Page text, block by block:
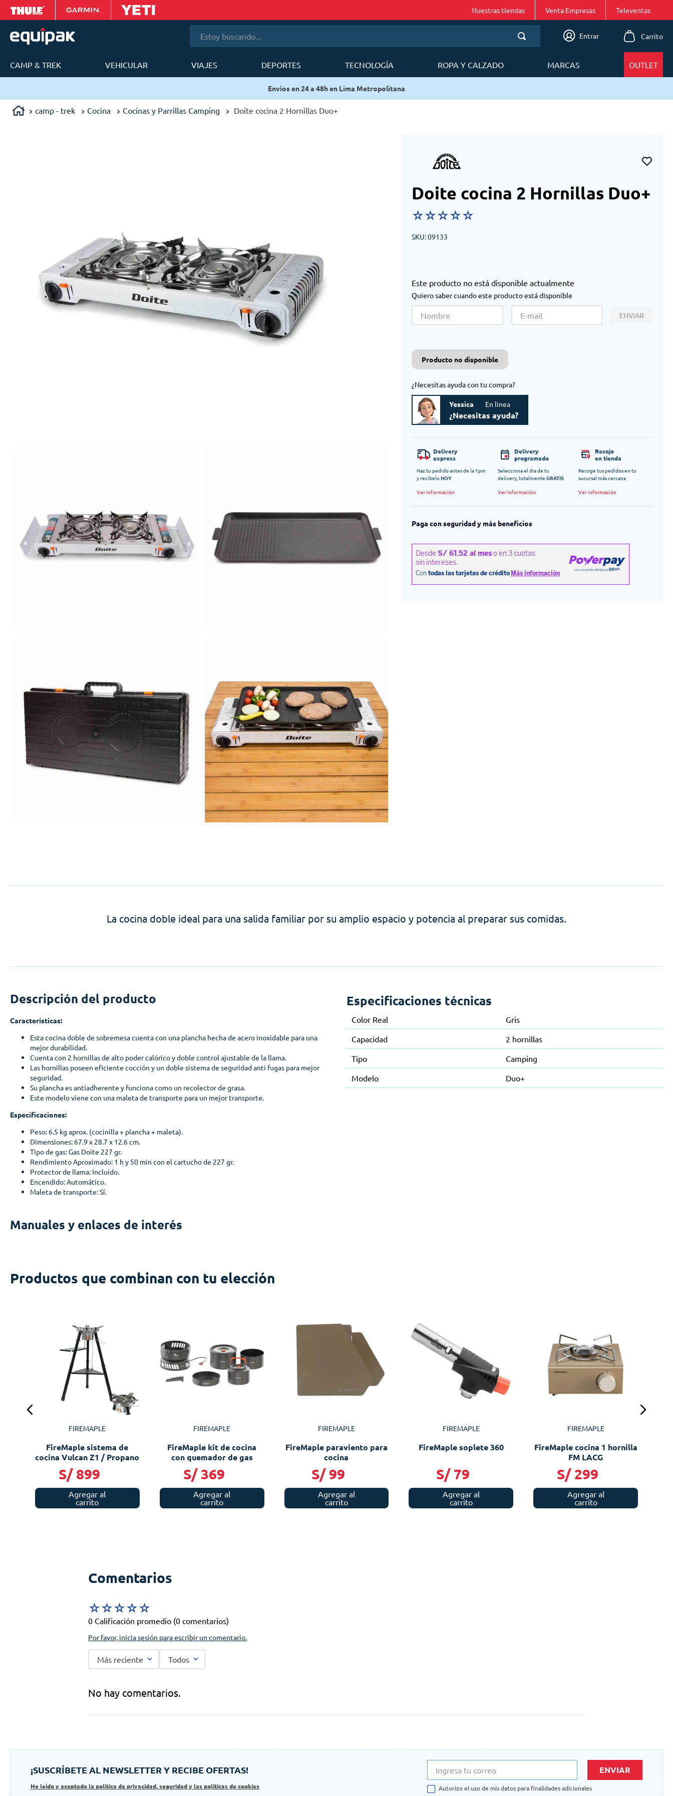
Nuestras tiendas Venta Empresas
Entrar
CAMP & TREK VEHICULAR VIAJES DEPORTES TECNOLOGÍA ROPA Y CALZADO MARCAS OUTLET
Envíos en 24 a 48h en Lima Metropolitana
camp - trek Cocina Cocinas y Parrillas Camping Doite cocina 2 Hornillas Duo+
Doite cocina 2 Hornillas Duo+
☆☆☆☆☆
SKU:09133
Este producto no está disponible actualmente
Quiero saber cuando este producto está disponible
ENVIAR
Producto no disponible
¿Necesitas ayuda con tu compra?
Yessica En linea
¿Necesitas ayuda?
Delivery
express
Haz tu pedido antes de la 1pm
y recibeloHOY
Ver información
Delivery
programado
Selecciona el dia de tu
delivery, totalmente GRATIS
Ver información
Recojo
en tienda
Recoge tus pedidos en tu
sucursal más cercana
Ver información
Paga con seguridad y más beneficios
La cocina doble ideal para una salida familiar por su amplio espacio y potencia al preparar sus comidas.
Descripción del producto
Características:
Esta cocina doble de sobremesa cuenta con una plancha hecha de acero inoxidable para una
mejor durabilidad.
Cuenta con 2 hornillas de alto poder calórico y doble control ajustable de la llama.
Las hornillas poseen eficiente cocción y un doble sistema de seguridad anti fugas para mejor
seguridad.
Su plancha es antiadherente y funciona como un recolector de grasa.
Este modelo viene con una maleta de transporte para un mejor transporte.
Especificaciones:
Peso: 6.5 kg aprox. (cocinilla + plancha + maleta).
Dimensiones: 67.9 x 28.7 x 12.6 cm.
Tipo de gas: Gas Doite 227 gr.
Rendimiento Aproximado: 1 h y 50 min con el cartucho de 227 gr.
Protector de llama: Incluido.
Encendido: Automático.
Maleta de transporte: Sí.
Manuales y enlaces de interés
Especificaciones técnicas
Color Real
Gris
Capacidad
2 hornillas
Tipo
Camping
Modelo
Duo+
Productos que combinan con tu elección
FIREMAPLE
FireMaple sistema de
cocina Vulcan Z1 / Propano
S/ 899
Agregar al
carrito
FIREMAPLE
FireMaple kit de cocina
con quemador de gas
S/ 369
Agregar al
carrito
FIREMAPLE
FireMaple paraviento para
cocina
S/ 99
Agregar al
carrito
FIREMAPLE
FireMaple soplete 360
S/ 79
Agregar al
carrito
FIREMAPLE
FireMaple cocina 1 hornilla
FM LACG
S/ 299
Agregar al
carrito
Comentarios
☆☆☆☆☆
0 Calificación promedio (0 comentarios)
Por favor, inicia sesión para escribir un comentario.
Más reciente Todos
No hay comentarios.
¡SUSCRÍBETE AL NEWSLETTER Y RECIBE OFERTAS!
He leído y aceptado la politica de privacidad, seguridad y las politicas de cookies
ENVIAR
Autorizo el uso de mis datos para finalidades adicionales
Términos más buscados
mobi garden
sea to summit